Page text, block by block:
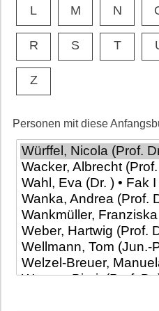
L M N
R S T
Z
Personen mit diese